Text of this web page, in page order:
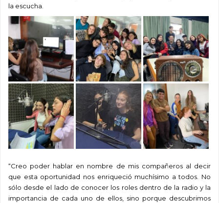
la escucha.
“Creo poder hablar en nombre de mis compañeros al decir
que esta oportunidad nos enriqueció muchísimo a todos. No
sólo desde el lado de conocer los roles dentro de la radio y la
importancia de cada uno de ellos, sino porque descubrimos